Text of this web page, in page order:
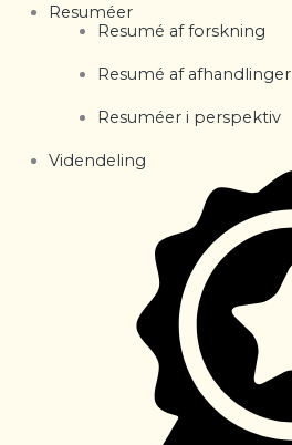
Resuméer
Resumé af forskning
Resumé af afhandlinger
Resuméer i perspektiv
Videndeling